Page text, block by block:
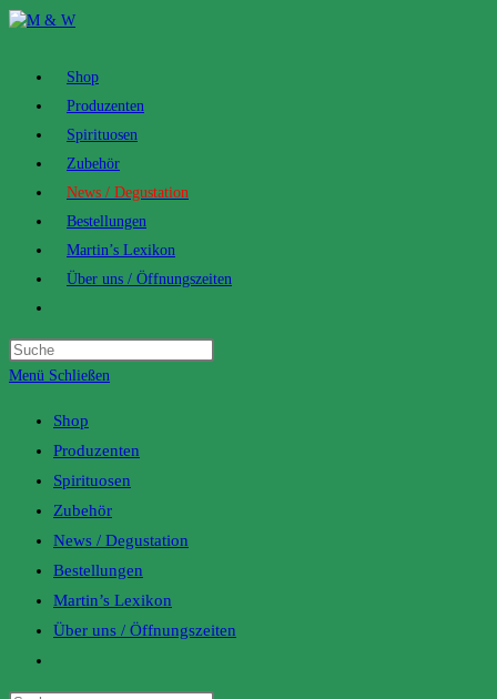
Zum
Shop
Produzenten
Spirituosen
Zubehör
News / Degustation
Bestellungen
Martin’s Lexikon
Über uns / Öffnungszeiten
website
search
Menü Schließen
Shop
Produzenten
Spirituosen
Zubehör
News / Degustation
Bestellungen
Martin’s Lexikon
Über uns / Öffnungszeiten
website